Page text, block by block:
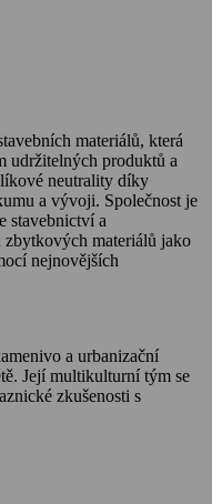
materiálů, která
udržitelných produktů a
neutrality díky
a vývoji. Společnost je
stavebnictví a
materiálů jako
nejnovějších
a urbanizační
Její multikulturní tým se
zkušenosti s